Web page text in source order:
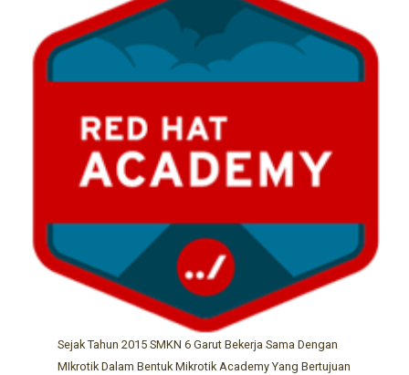
Sejak Tahun 2015 SMKN 6 Garut Bekerja Sama Dengan
MIkrotik Dalam Bentuk Mikrotik Academy Yang Bertujuan